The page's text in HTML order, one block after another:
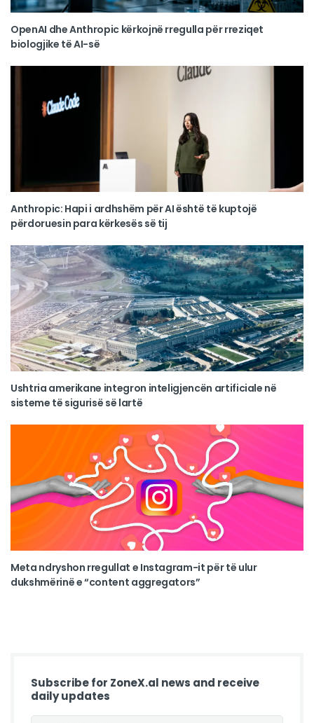
OpenAI dhe Anthropic kërkojnë rregulla për rreziqet
biologjike të AI-së
Anthropic: Hapi i ardhshëm për AI është të kuptojë
përdoruesin para kërkesës së tij
Ushtria amerikane integron inteligjencën artificiale në
sisteme të sigurisë së lartë
Meta ndryshon rregullat e Instagram-it për të ulur
dukshmërinë e “content aggregators”
Subscribe for ZoneX.al news and receive
daily updates